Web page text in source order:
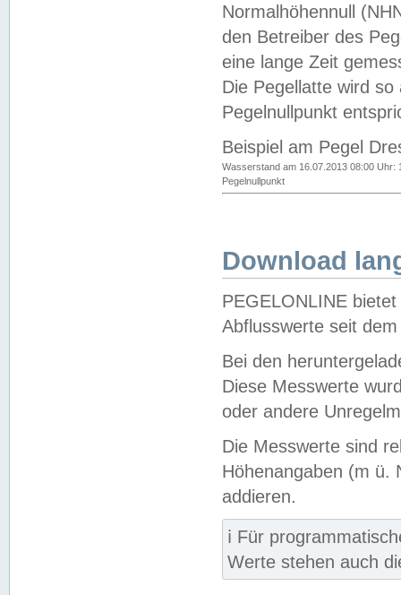
Normalhöhennull
den Betreiber des
eine lange Zeit
Die Pegellatte wird
Pegelnullpunkt
Beispiel am Pegel
Wasserstand am 16.07.2013 08:00 Uhr:
Pegelnullpunkt
Download
PEGELONLINE
Abflusswerte seit
Bei den
Diese Messwerte
oder andere
Die Messwerte sind
Höhenangaben (m ü.
addieren.
ℹ️ Für
Werte stehen auch